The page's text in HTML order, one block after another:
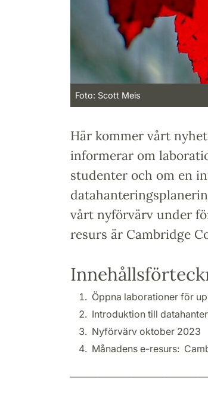
Foto: Scott Meis
Här kommer vårt
informerar om
studenter och om en
vårt nyförvärv under
resurs är Cambridge
Öppna laborationer för
Introduktion till
Nyförvärv oktober 2023
Månadens e-resurs: